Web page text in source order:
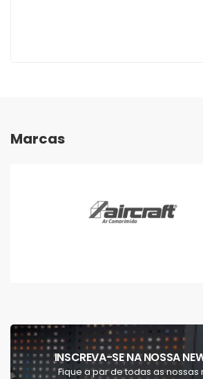
Marcas
INSCREVA-SE NA NOSSA
Fique a par de todas as nossas